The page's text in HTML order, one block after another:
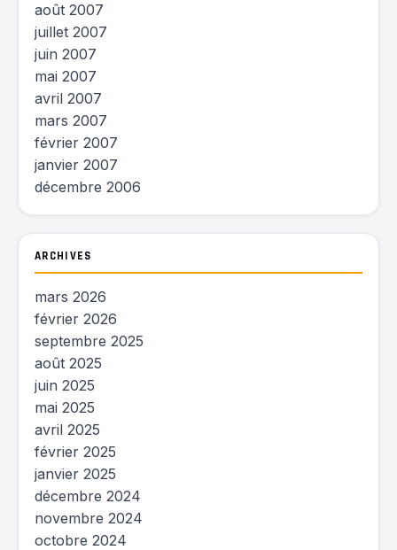
août 2007
juillet 2007
juin 2007
mai 2007
avril 2007
mars 2007
février 2007
janvier 2007
décembre 2006
ARCHIVES
mars 2026
février 2026
septembre 2025
août 2025
juin 2025
mai 2025
avril 2025
février 2025
janvier 2025
décembre 2024
novembre 2024
octobre 2024